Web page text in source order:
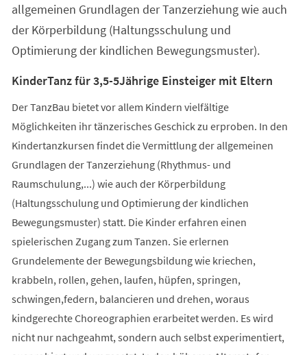
allgemeinen Grundlagen der Tanzerziehung wie auch
der Körperbildung (Haltungsschulung und
Optimierung der kindlichen Bewegungsmuster).
KinderTanz für 3,5-5Jährige Einsteiger mit Eltern
Der TanzBau bietet vor allem Kindern vielfältige
Möglichkeiten ihr tänzerisches Geschick zu erproben. In den
Kindertanzkursen findet die Vermittlung der allgemeinen
Grundlagen der Tanzerziehung (Rhythmus- und
Raumschulung,...) wie auch der Körperbildung
(Haltungsschulung und Optimierung der kindlichen
Bewegungsmuster) statt. Die Kinder erfahren einen
spielerischen Zugang zum Tanzen. Sie erlernen
Grundelemente der Bewegungsbildung wie kriechen,
krabbeln, rollen, gehen, laufen, hüpfen, springen,
schwingen,federn, balancieren und drehen, woraus
kindgerechte Choreographien erarbeitet werden. Es wird
nicht nur nachgeahmt, sondern auch selbst experimentiert,